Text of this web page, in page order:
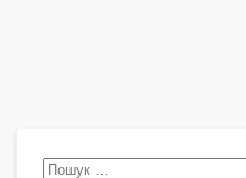
Пошук: